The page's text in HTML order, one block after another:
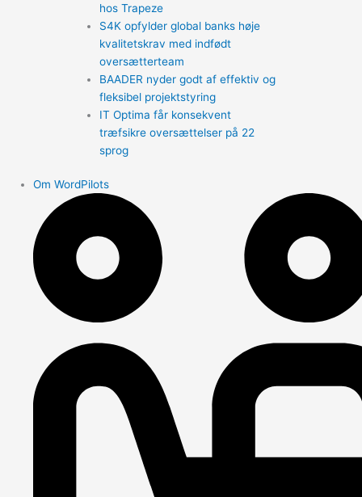
hos Trapeze
S4K opfylder global banks høje
kvalitetskrav med indfødt
oversætterteam
BAADER nyder godt af effektiv og
fleksibel projektstyring
IT Optima får konsekvent
træfsikre oversættelser på 22
sprog
Om WordPilots